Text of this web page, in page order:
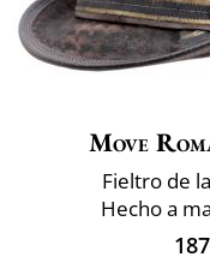
Move
Fieltro de
Hecho a